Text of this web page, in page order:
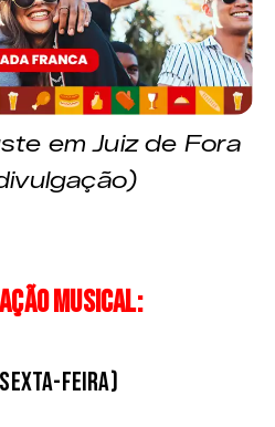
em Juiz de Fora
musical:
feira)